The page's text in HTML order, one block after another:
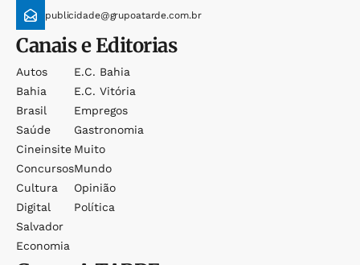
publicidade@grupoatarde.com.br
Canais e Editorias
Autos
Bahia
Brasil
Saúde
Cineinsite
Concursos
Cultura
Digital
Salvador
Economia
E.c. Bahia
E.c. Vitória
Empregos
Gastronomia
Muito
Mundo
Opinião
Política